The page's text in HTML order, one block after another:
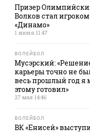
Призер
Волков стал
«Динамо»
1 июня 11:47
ВОЛЕЙБОЛ
Мусэрский:
карьеры точно не
весь прошлый год я
этому готовил»
27 мая 14:46
ВОЛЕЙБОЛ
ВК «Енисей»